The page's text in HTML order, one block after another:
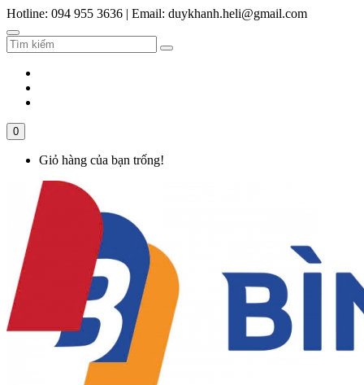
Hotline: 094 955 3636 | Email: duykhanh.heli@gmail.com
0
Giỏ hàng của bạn trống!